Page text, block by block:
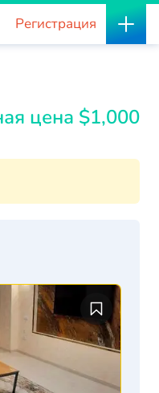
Регистрация
цена $1,000